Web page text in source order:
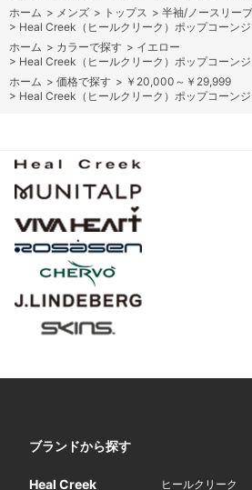
ホーム > メンズ > トップス > 半袖/ノースリー
> Heal Creek（ヒールクリーク）ポップコーン
ホーム > カラーで探す > イエロー
> Heal Creek（ヒールクリーク）ポップコーン
ホーム > 価格で探す > ￥20,000～￥29,999
> Heal Creek（ヒールクリーク）ポップコーン
ブランドから探す
Heal Creek ヒールクリーク